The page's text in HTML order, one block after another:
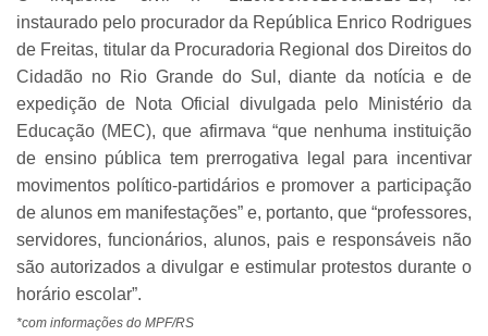
instaurado pelo procurador da República Enrico Rodrigues
de Freitas, titular da Procuradoria Regional dos Direitos do
Cidadão no Rio Grande do Sul, diante da notícia e de
expedição de Nota Oficial divulgada pelo Ministério da
Educação (MEC), que afirmava “que nenhuma instituição
de ensino pública tem prerrogativa legal para incentivar
movimentos político-partidários e promover a participação
de alunos em manifestações” e, portanto, que “professores,
servidores, funcionários, alunos, pais e responsáveis não
são autorizados a divulgar e estimular protestos durante o
horário escolar”.
*com informações do MPF/RS